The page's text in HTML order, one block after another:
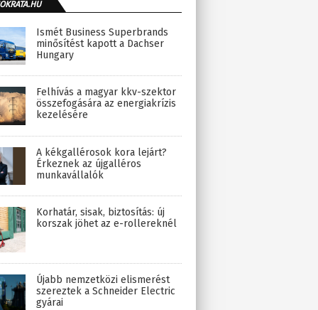
Ismét Business Superbrands
minősítést kapott a Dachser
Hungary
Felhívás a magyar kkv-szektor
összefogására az energiakrízis
kezelésére
A kékgallérosok kora lejárt?
Érkeznek az újgalléros
munkavállalók
Korhatár, sisak, biztosítás: új
korszak jöhet az e-rollereknél
Újabb nemzetközi elismerést
szereztek a Schneider Electric
gyárai